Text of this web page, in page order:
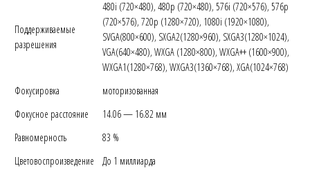
Поддерживаемые
разрешения
480i (720×480), 480p (720×480), 576i (720×576), 576p
(720×576), 720p (1280×720), 1080i (1920×1080),
SVGA(800×600), SXGA2(1280×960), SXGA3(1280×1024),
VGA(640×480), WXGA (1280×800), WXGA++ (1600×900),
WXGA1(1280×768), WXGA3(1360×768), XGA(1024×768)
Фокусировка
моторизованная
Фокусное расстояние
14.06 — 16.82 мм
Равномерность
83 %
Цветовоспроизведение
До 1 миллиарда